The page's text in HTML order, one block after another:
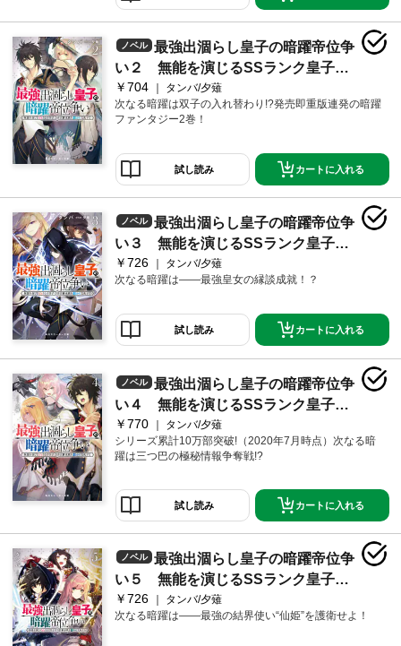
ノベル
最強出涸らし皇子の暗躍帝位争
い２ 無能を演じるSSランク皇子は
皇位継承戦を影から支配する【電子
特別版】
￥704
タンバ/夕薙
次なる暗躍は双子の入れ替わり!?発売即重版連発の暗躍
ファンタジー2巻！
試し読み カートに入れる
ノベル
最強出涸らし皇子の暗躍帝位争
い３ 無能を演じるSSランク皇子は
皇位継承戦を影から支配する
￥726
タンバ/夕薙
次なる暗躍は――最強皇女の縁談成就！？
試し読み カートに入れる
ノベル
最強出涸らし皇子の暗躍帝位争
い４ 無能を演じるSSランク皇子は
皇位継承戦を影から支配する
￥770
タンバ/夕薙
シリーズ累計10万部突破!（2020年7月時点）次なる暗
躍は三つ巴の極秘情報争奪戦!?
試し読み カートに入れる
ノベル
最強出涸らし皇子の暗躍帝位争
い５ 無能を演じるSSランク皇子は
皇位継承戦を影から支配する
￥726
タンバ/夕薙
次なる暗躍は――最強の結界使い“仙姫”を護衛せよ！